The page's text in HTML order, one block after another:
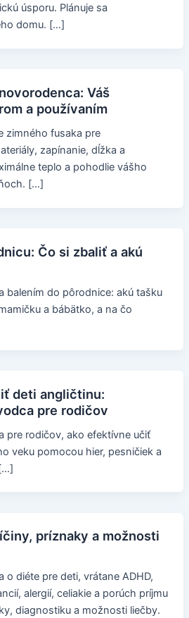
úsporu. Plánuje sa
domu. […]
Váš
a používaním
zimného fusaka pre
zapínanie, dĺžka a
teplo a pohodlie vášho
[…]
Čo si zbaliť a akú
balením do pôrodnice: akú tašku
a bábätko, a na čo
deti angličtinu:
pre rodičov
pre rodičov, ako efektívne učiť
veku pomocou hier, pesničiek a
príznaky a možnosti
o diéte pre deti, vrátane ADHD,
alergií, celiakie a porúch príjmu
diagnostiku a možnosti liečby.